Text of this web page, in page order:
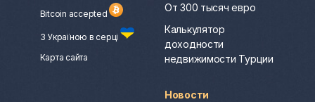
Bitcoin accepted
З Україною в серці
Карта сайта
От 300 тысяч евро
Калькулятор
доходности
недвижимости Турции
Новости